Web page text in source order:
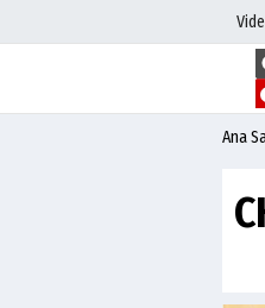
Ana